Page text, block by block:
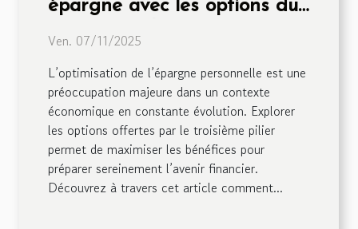
épargne avec les options du
troisième pilier ?
Ven. 07/11/2025
L’optimisation de l’épargne personnelle est une
préoccupation majeure dans un contexte
économique en constante évolution. Explorer
les options offertes par le troisième pilier
permet de maximiser les bénéfices pour
préparer sereinement l’avenir financier.
Découvrez à travers cet article comment...